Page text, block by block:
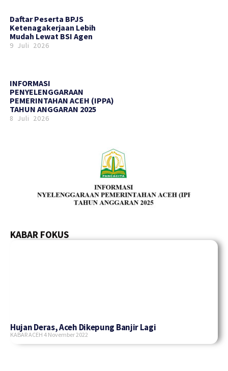
Daftar Peserta BPJS
Ketenagakerjaan Lebih
Mudah Lewat BSI Agen
9 Juli 2026
INFORMASI
PENYELENGGARAAN
PEMERINTAHAN ACEH (IPPA)
TAHUN ANGGARAN 2025
8 Juli 2026
KABAR FOKUS
Hujan Deras, Aceh Dikepung Banjir Lagi
KABAR ACEH 4 November 2022